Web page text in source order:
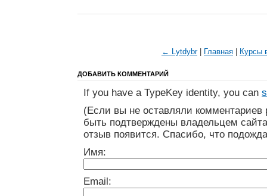
← Lytdybr| Главная Курсы
ДОБАВИТЬ КОММЕНТАРИЙ
If you have a TypeKey identity, you can
(Если вы не оставляли
быть подтверждены владельцем
отзыв появится. Спасибо, что
Имя:
Email: